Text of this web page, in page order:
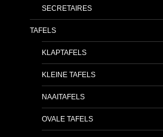
SECRETAIRES
TAFELS
KLAPTAFELS
KLEINE TAFELS
NAAITAFELS
OVALE TAFELS